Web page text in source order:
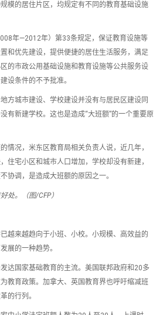
模的居住片区，均规定有不同的教育基础设施
年—2012年）第33条规定，保证教育设施等
和优先建设，提供便捷的居住生活服务，满足
的市政公用基础设施和教育设施等公共服务设
设条件的不予批准。
方城市建设、学校建设并没有与居民区建设同
有新建学校。这也是造成“大班额”的一个重要原
情况，米东区教育局相关负责人说，近几年，
住宅小区和城市人口增加，学校却没有新建，
协调，是造成大班额的原因之一。
处。（图/CFP）
越来越趋向于小班、小校。小规模、高效益的
展的一种趋势。
达国家基础教育的主流。美国联邦政府和20多
教育政策。加拿大、英国教育界也呼吁缩减班
的行列。